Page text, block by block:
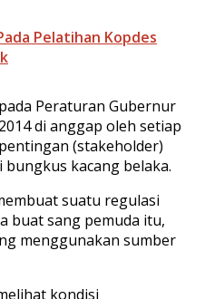
Pelatihan Kopdes
Peraturan Gubernur
di anggap oleh setiap
(stakeholder)
kacang belaka.
suatu regulasi
buat sang pemuda itu,
menggunakan sumber
kondisi